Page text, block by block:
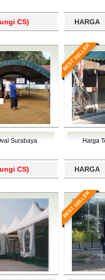
CS) HARGA
Surabaya
CS)
BEST SELLER
Harga
HARGA
BEST SELLER